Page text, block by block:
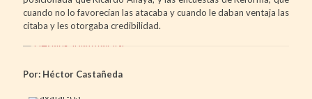
cuando no lo favorecían las atacaba y cuando le daban ventaja las
citaba y les otorgaba credibilidad.
Por: Héctor Castañeda